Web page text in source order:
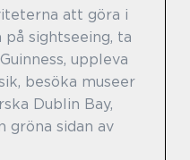
att göra i
sightseeing, ta
uppleva
besöka museer
Dublin Bay,
gröna sidan av